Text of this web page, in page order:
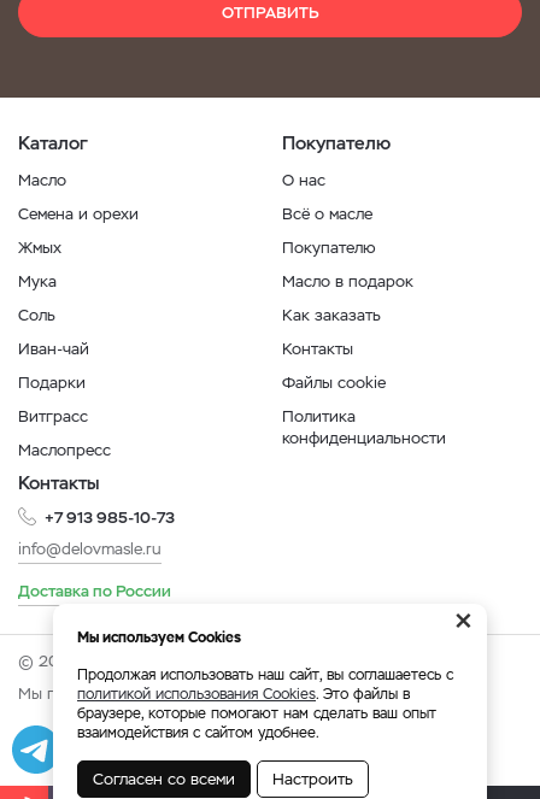
ОТПРАВИТЬ
Каталог
Масло
Семена и орехи
Жмых
Мука
Соль
Иван-чай
Подарки
Витграсс
Маслопресс
Покупателю
О нас
Всё о масле
Покупателю
Масло в подарок
Как заказать
Контакты
Файлы cookie
Политика
конфиденциальности
Контакты
+7 913 985-10-73
info@delovmasle.ru
Доставка по России
© 2026 Интернет-магазин "Дело в масле".
Мы принимаем:
Разработка Веб-аналитика
×
Мы используем Cookies
Продолжая использовать наш сайт, вы соглашаетесь с
политикой использования Cookies. Это файлы в
браузере, которые помогают нам сделать ваш опыт
взаимодействия с сайтом удобнее.
Согласен со всеми Настроить